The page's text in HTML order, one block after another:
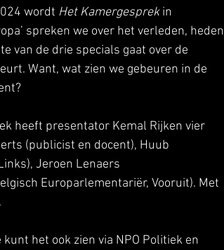
wordt Het Kamergesprek in
spreken we over het verleden, heden
van de drie specials gaat over de
Want, wat zien we gebeuren in de
heeft presentator Kemal Rijken vier
(publicist en docent), Huub
Jeroen Lenaers
Europarlementariër, Vooruit). Met
het ook zien via NPO Politiek en